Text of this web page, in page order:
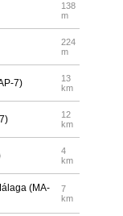
138
m
224
m
7)
13
km
12
km
4
km
(MA-
7
km